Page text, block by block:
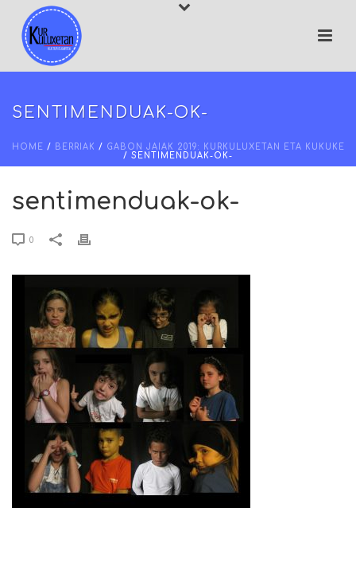
SENTIMENDUAK-OK-
HOME / BERRIAK /
GABON JAIAK 2019: KURKULUXETAN ETA KUKUKE
/ SENTIMENDUAK-OK-
sentimenduak-ok-
0